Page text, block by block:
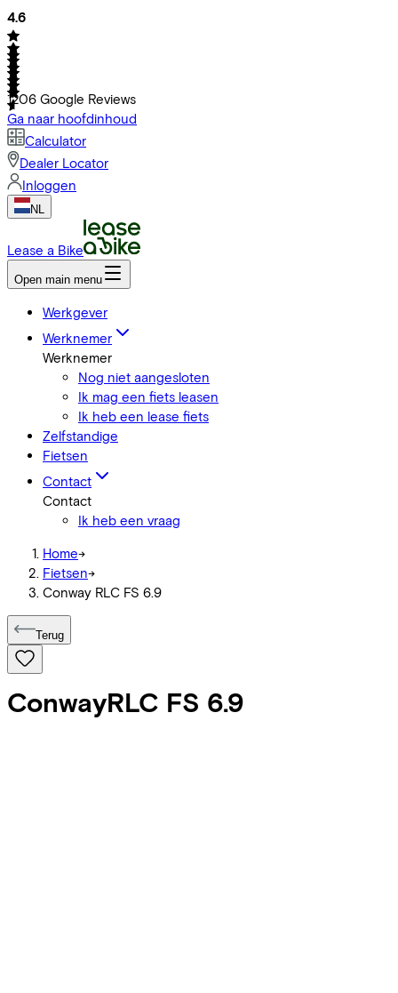
4.6
1206 Google Reviews
Ga naar hoofdinhoud
Calculator
Dealer Locator
Inloggen
NL
Lease a Bike
Open main menu
Werkgever
Werknemer
Werknemer
Nog niet aangesloten
Ik mag een fiets leasen
Ik heb een lease fiets
Zelfstandige
Fietsen
Contact
Contact
Ik heb een vraag
Home->
Fietsen->
Conway RLC FS 6.9
Terug
ConwayRLC FS 6.9